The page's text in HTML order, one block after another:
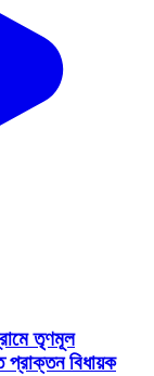
তৃণমূল
প্রাক্তন বিধায়ক